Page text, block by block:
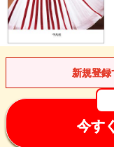
新規登録
今す